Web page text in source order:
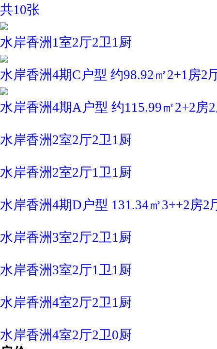
共10张
水岸香洲1室2厅2卫1厨
水岸香洲4期C户型 约98.92㎡2+1房2
水岸香洲4期A户型 约115.99㎡2+2房
水岸香洲2室2厅2卫1厨
水岸香洲2室2厅1卫1厨
水岸香洲4期D户型 131.34㎡3++2房2
水岸香洲3室2厅2卫1厨
水岸香洲3室2厅1卫1厨
水岸香洲4室2厅2卫1厨
水岸香洲4室2厅2卫0厨